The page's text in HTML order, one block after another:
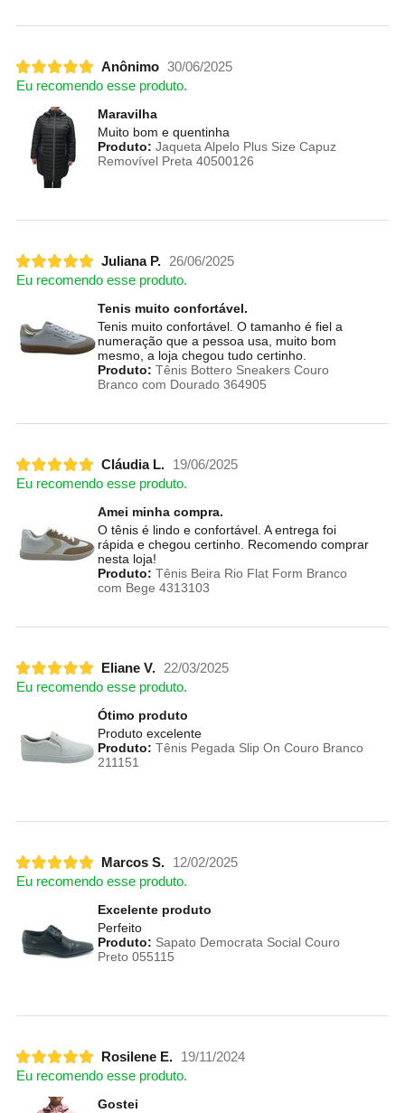
Anônimo 30/06/2025
Eu recomendo esse produto.
Maravilha
Muito bom e quentinha
Produto: Jaqueta Alpelo Plus Size Capuz
Removível Preta 40500126
Juliana P.
26/06/2025
Eu recomendo esse produto.
Tenis muito confortável.
Tenis muito confortável. O tamanho é fiel a
numeração que a pessoa usa, muito bom
mesmo, a loja chegou tudo certinho.
Produto: Tênis Bottero Sneakers Couro
Branco com Dourado 364905
Cláudia L.
19/06/2025
Eu recomendo esse produto.
Amei minha compra.
O tênis é lindo e confortável. A entrega foi
rápida e chegou certinho. Recomendo comprar
nesta loja!
Produto: Tênis Beira Rio Flat Form Branco
com Bege 4313103
Eliane V.
22/03/2025
Eu recomendo esse produto.
Ótimo produto
Produto excelente
Produto: Tênis Pegada Slip On Couro Branco
211151
Marcos S.
12/02/2025
Eu recomendo esse produto.
Excelente produto
Perfeito
Produto: Sapato Democrata Social Couro
Preto 055115
Rosilene E.
19/11/2024
Eu recomendo esse produto.
Gostei